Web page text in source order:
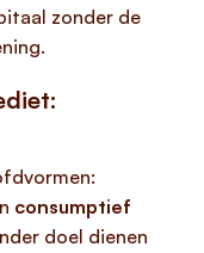
zonder de
consumptief
doel dienen